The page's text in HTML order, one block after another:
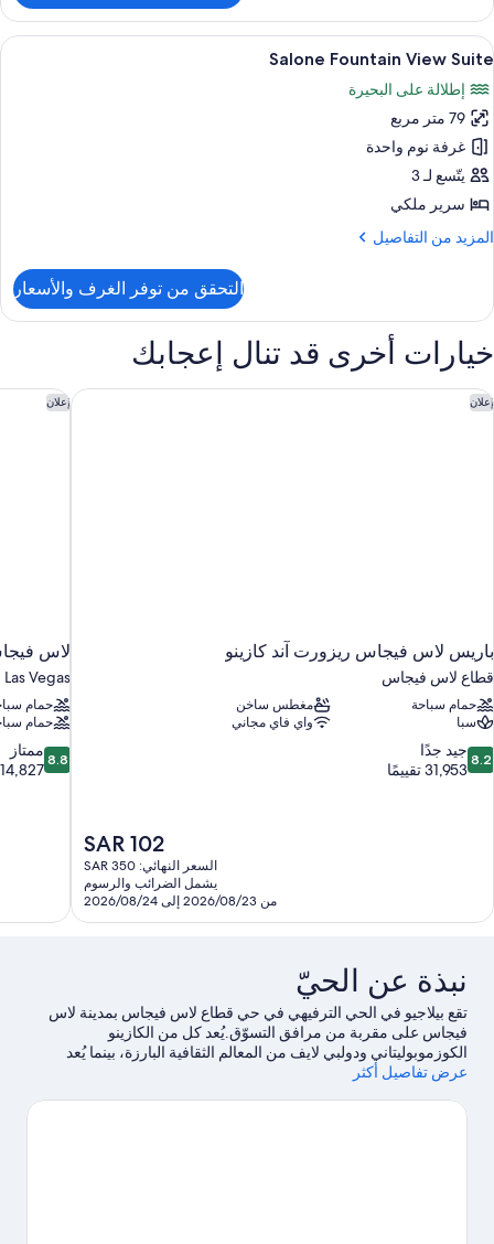
Fountain
View
Two
استعراض
جميع
صور
Salone
Fountain
View
Suite
أغطية فراش متميزة وأسرّة بطبقة علوية
5
Salone Fountain View Suite
إطلالة على البحيرة
79 متر مربع
غرفة نوم واحدة
يتّسع لـ 3
سرير ملكي
المزيد من التفاصيل
المزيد
Salone
Fountain
View
Suite
التحقق من توفر الغرف والأسعار
خيارات أخرى قد تنال إعجابك
إعلان
باريس لاس فيجاس ريزورت آند كازينو
قطاع لاس فيجاس
حمام سباحة
مغطس ساخن
سبا
واي فاي مجاني
8.2
من
8.2 جيد جدًا
31,953 تقييمًا
السعر
الحالي
هو
SAR
102
SAR 102
السعر النهائي: SAR 350
يشمل الضرائب والرسوم
من 2026/08/23 إلى 2026/08/24
باريس لاس فيجاس ريزورت آند كازينو إعلان
لاس
Las Vegas
حمام
حمام
8.8
من
8.8 ممتاز
14,827 تقييمًا
لاس
نبذة عن الحيّ
تقع بيلاجيو في الحي الترفيهي في حي قطاع لاس فيجاس بمدينة لاس
فيجاس على مقربة من مرافق التسوّق.يُعد كل من الكازينو
الكوزموبوليتاني ودولبي لايف من المعالم الثقافية البارزة، بينما يُعد
نافورة بيلاجيو من المعالم البارزة.هل ترغب في الاستمتاع بحضور حدث
ملعب تي موبايل.يحب النزلاء الموقع موقع مركزي الخاص بـ
عرض تفاصيل أكثر